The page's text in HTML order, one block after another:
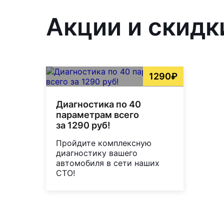
Акции и
1290₽
Диагностика по 40
параметрам всего
за 1290 руб!
Пройдите комплексную
диагностику вашего
автомобиля в сети наших
СТО!